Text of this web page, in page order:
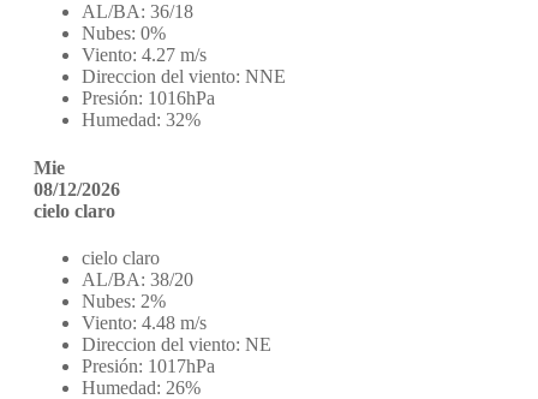
AL/BA: 36/18
Nubes: 0%
Viento: 4.27 m/s
Direccion del viento: NNE
Presión: 1016hPa
Humedad: 32%
Mie
08/12/2026
cielo claro
cielo claro
AL/BA: 38/20
Nubes: 2%
Viento: 4.48 m/s
Direccion del viento: NE
Presión: 1017hPa
Humedad: 26%